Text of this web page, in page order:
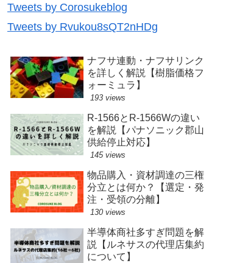
Tweets by Corosukeblog
Tweets by Rvukou8sQT2nHDg
ナフサ連動・ナフサリンク
を詳しく解説【樹脂価格フ
ォーミュラ】
193 views
R-1566とR-1566Wの違い
を解説【パナソニック郡山
供給停止対応】
145 views
物品購入・資材調達の三権
分立とは何か？【選定・発
注・受領の分離】
130 views
半導体商社多すぎ問題を解
説【ルネサスの代理店集約
について】